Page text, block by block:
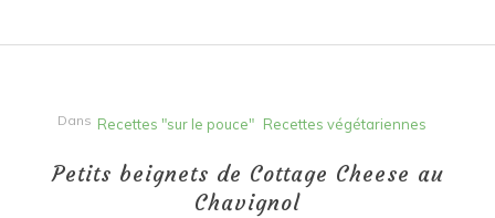
Dans Recettes "sur le pouce" Recettes végétariennes
Petits beignets de Cottage Cheese au
Chavignol